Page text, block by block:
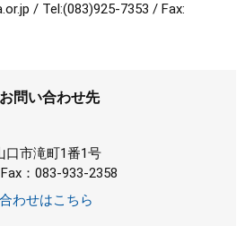
/ Tel:(083)925-7353 / Fax:
問い合わせ先
口市滝町1番1号
Fax：083-933-2358
わせはこちら